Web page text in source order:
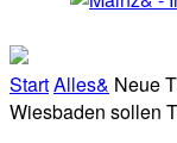
StartAlles& Neue
Wiesbaden sollen